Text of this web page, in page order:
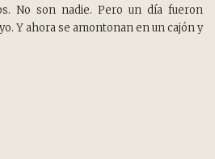
No son nadie. Pero un día fueron
Y ahora se amontonan en un cajón y